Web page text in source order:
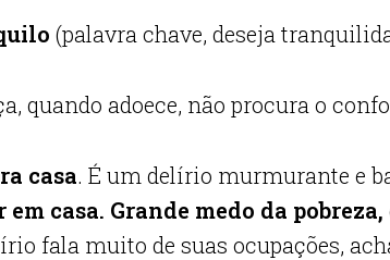
(palavra chave, deseja
quando adoece, não procura o
casa. É um delírio murmurante e
casa. Grande medo da pobreza,
fala muito de suas ocupações,